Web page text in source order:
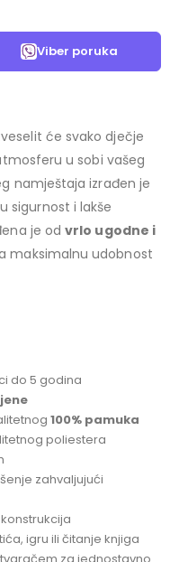
Viber poruka
će svako dječje
u sobi vašeg
namještaja izrađen je
sigurnost i lakše
je odvrlo ugodne i
maksimalnu udobnost
do 5 godina
100% pamuka
poliestera
zahvaljujući
igru ili čitanje knjiga